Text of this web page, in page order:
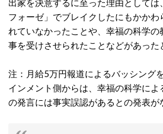
出家を決意するに至った理由として
フォーゼ」でブレイクしたにもかか
れていなかったことや、幸福の科学
事を受けさせられたことなどがあった
注：月給5万円報道によるバッシング
インメント側からは、幸福の科学に
の発言には事実誤認があるとの発表が